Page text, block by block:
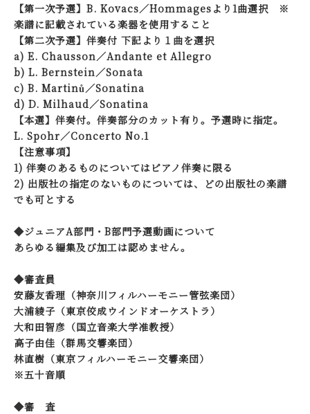
【第一次予選】B. Kovacs／Hommagesより1曲選択 ※
楽譜に記載されている楽器を使用すること
【第二次予選】伴奏付 下記より１曲を選択
a) E. Chausson／Andante et Allegro
b) L. Bernstein／Sonata
c) B. Martinů／Sonatina
d) D. Milhaud／Sonatina
【本選】伴奏付。伴奏部分のカット有り。予選時に指定。
L. Spohr／Concerto No.1
【注意事項】
1) 伴奏のあるものについてはピアノ伴奏に限る
2) 出版社の指定のないものについては、どの出版社の楽譜
でも可とする
◆ジュニアA部門・B部門予選動画について
あらゆる編集及び加工は認めません。
◆審査員
安藤友香理（神奈川フィルハーモニー管弦楽団）
大浦綾子（東京佼成ウインドオーケストラ）
大和田智彦（国立音楽大学准教授）
高子由佳（群馬交響楽団）
林直樹（東京フィルハーモニー交響楽団）
※五十音順
◆審 査